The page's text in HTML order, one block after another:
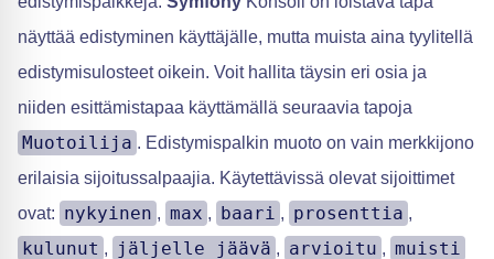
näyttää edistyminen käyttäjälle, mutta muista aina tyylitellä
edistymisulosteet oikein. Voit hallita täysin eri osia ja
niiden esittämistapaa käyttämällä seuraavia tapoja
Muotoilija . Edistymispalkin muoto on vain merkkijono
erilaisia sijoitussalpaajia. Käytettävissä olevat sijoittimet
ovat: nykyinen , max , baari , prosenttia ,
kulunut , jäljelle jäävä , arvioitu , muisti